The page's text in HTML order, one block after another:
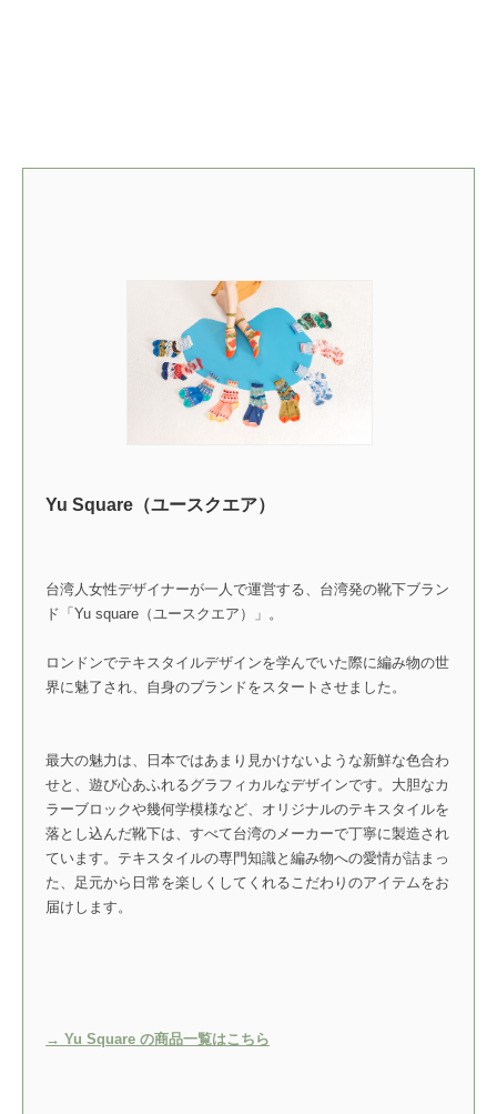
Yu Square（ユースクエア）
台湾人女性デザイナーが一人で運営する、台湾発の靴下ブラン
ド「Yu square（ユースクエア）」。
ロンドンでテキスタイルデザインを学んでいた際に編み物の世
界に魅了され、自身のブランドをスタートさせました。
最大の魅力は、日本ではあまり見かけないような新鮮な色合わ
せと、遊び心あふれるグラフィカルなデザインです。大胆なカ
ラーブロックや幾何学模様など、オリジナルのテキスタイルを
落とし込んだ靴下は、すべて台湾のメーカーで丁寧に製造され
ています。テキスタイルの専門知識と編み物への愛情が詰まっ
た、足元から日常を楽しくしてくれるこだわりのアイテムをお
届けします。
→ Yu Square の商品一覧はこちら